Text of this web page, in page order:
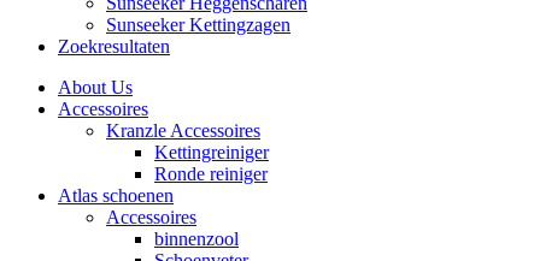
Sunseeker Kettingzagen
Zoekresultaten
About Us
Accessoires
Kranzle Accessoires
Kettingreiniger
Ronde reiniger
Atlas schoenen
Accessoires
binnenzool